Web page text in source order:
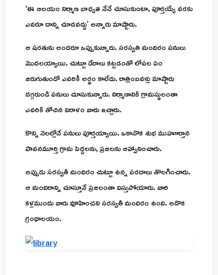
‘ఈ ఆలయం నిర్మాణ బాధ్యత నేనే చూసుకుంటా, పూర్తయ్యే వరకు
ఎవరూ దాన్ని చూడవద్దు’ అన్నారు మాష్టారు.
ఆ షరతుకు అందరూ ఒప్పుకున్నారు. సరస్వతి మందిరం పనులు
మొదలయ్యాయి. చుట్టూ డేరాలు కట్టడంతో లోపల ఏం
జరుగుతుందో ఎవరికీ అర్థం కాలేదు. రాత్రింబవళ్లు మాష్టారు
దగ్గరుండి పనులు చూసుకున్నారు. నిర్మాణానికి గ్రామస్థులంతా
ఎవరికి తోచిన విరాళం వారు ఇచ్చారు.
కొన్ని నెలల్లోనే పనులు పూర్తయ్యాయి. ఒకానొక శుభ ముహూర్తాన
పావనమూర్తి గ్రామ పెద్దలను, ప్రజలను ఆహ్వానించారు.
అప్పుడు సరస్వతీ మందిరం చుట్టూ ఉన్న పరదాలు తొలగించారు.
ఆ మందిరాన్ని చూస్తూనే ప్రజలంతా విస్తుపోయారు. వారి
కళ్లముందు వారు వూహించని సరస్వతీ మందిరం ఉంది. అదొక
గ్రంథాలయం.